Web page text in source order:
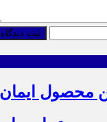
ثبت دیدگاه
محصول